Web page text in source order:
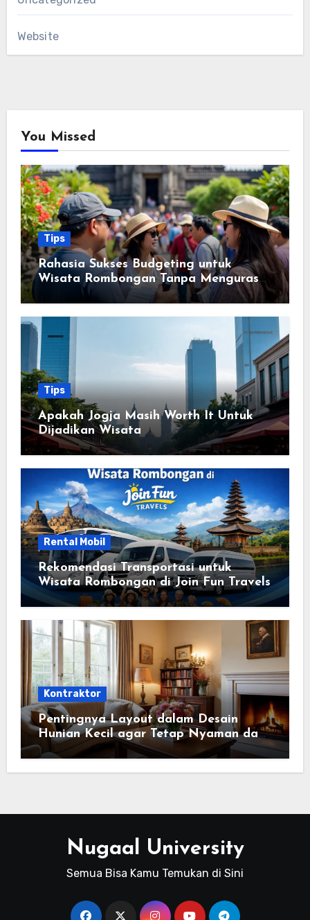
Website
You Missed
Tips
Rahasia Sukses Budgeting untuk
Wisata Rombongan Tanpa Menguras
Kantong
Tips
Apakah Jogja Masih Worth It Untuk
Dijadikan Wisata
Rental Mobil
Rekomendasi Transportasi untuk
Wisata Rombongan di Join Fun Travels
Kontraktor
Pentingnya Layout dalam Desain
Hunian Kecil agar Tetap Nyaman dan
Fungsional
Nugaal University
Semua Bisa Kamu Temukan di Sini